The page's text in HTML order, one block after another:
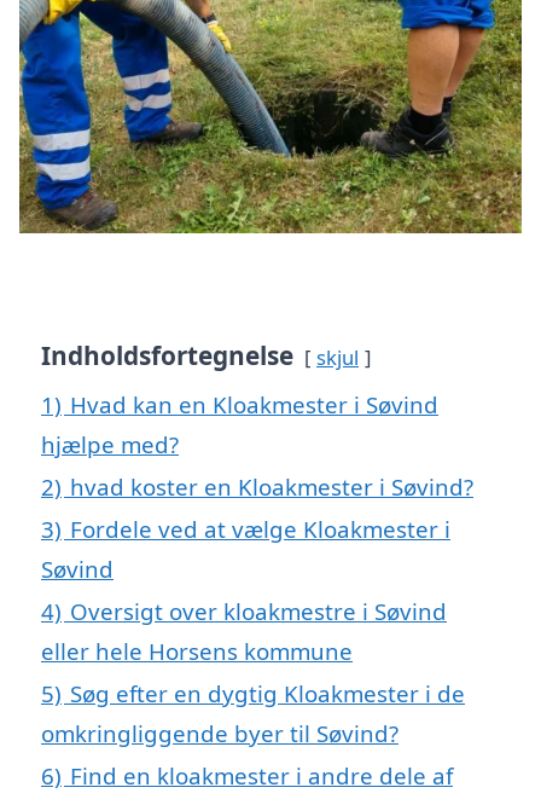
Indholdsfortegnelse skjul
1) Hvad kan en Kloakmester i Søvind
hjælpe med?
2) hvad koster en Kloakmester i Søvind?
3) Fordele ved at vælge Kloakmester i
Søvind
4) Oversigt over kloakmestre i Søvind
eller hele Horsens kommune
5) Søg efter en dygtig Kloakmester i de
omkringliggende byer til Søvind?
6) Find en kloakmester i andre dele af